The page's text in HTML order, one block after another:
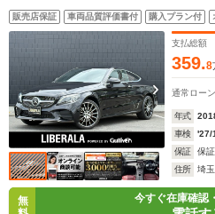
ンルーフ レーダーセーフティ
HUD 12.3インチコックピットディ
ー パワーシート 19インチAMGマ
ライブレコーダー
販売店保証 車両品質評価書付 購入プラン付
支払総額
359.8
通常ローン
年式
車検
'27/
保証
保
住所
埼
無
今すぐ在庫確認